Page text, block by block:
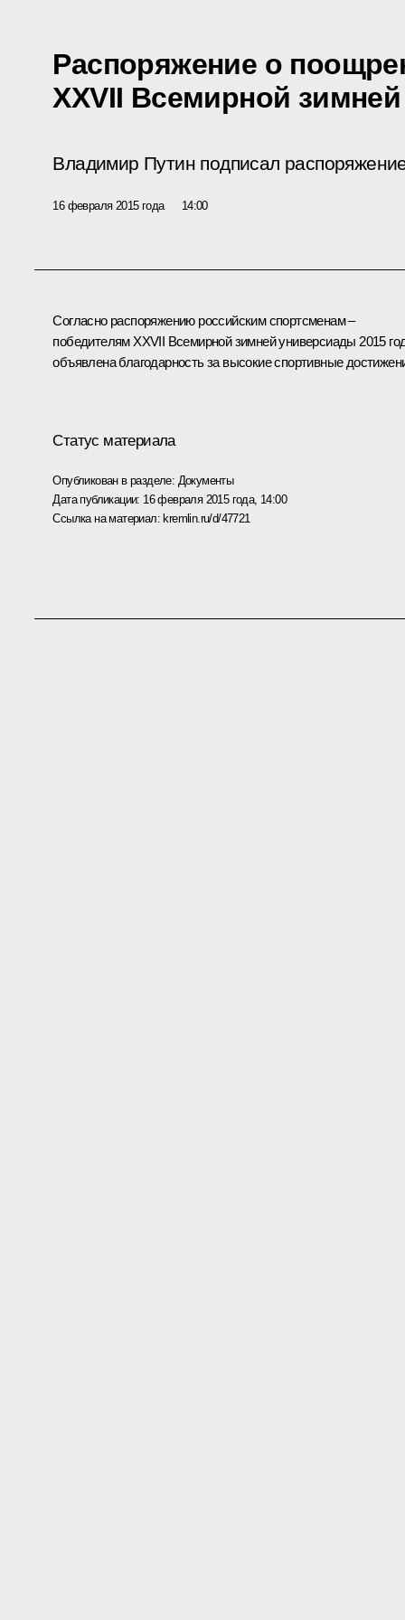
Распоряжение о
XXVII Всемирной
Владимир Путин подписал
16 февраля 2015 года 14:00
Согласно распоряжению российским спортсменам –
победителям XXVII Всемирной зимней универсиады 2015
объявлена благодарность за высокие спортивные
Статус материала
Опубликован в разделе: Документы
Дата публикации: 16 февраля 2015 года, 14:00
Ссылка на материал: kremlin.ru/d/47721